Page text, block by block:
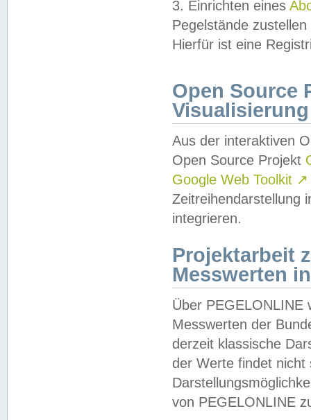
3. Einrichten eines
Pegelstände
Hierfür ist eine
Open Source
Visualisierung
Aus der interaktiven
Open Source Projekt
Google Web Toolkit ↗
Zeitreihendarstellung
integrieren.
Projektarbeit
Messwerten
Über PEGELONLINE
Messwerten der
derzeit klassische
der Werte findet
von PEGELONLINE